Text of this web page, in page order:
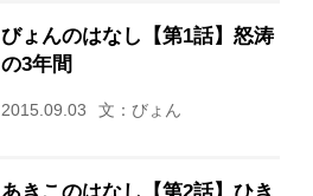
びょんのはなし【第1話】怒涛
の3年間
2015.09.03 文：びょん
あきこのはなし【第2話】ひき